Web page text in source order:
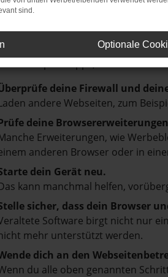
Laden ist ein Fehler aufgetreten.
sind ein paar Tipps, die dir helfen
deine Firewall und
andere Webseiten, zum
deine
Erweiterungen, wie
anderen Browser oder in
dein Gerät neu.
kann manchmal helfen,
sicher, dass dein Browser
Software birgt nicht nur
mehr unterstützt werden.
dich an den
du alle oben genannten
sind.
Optionale